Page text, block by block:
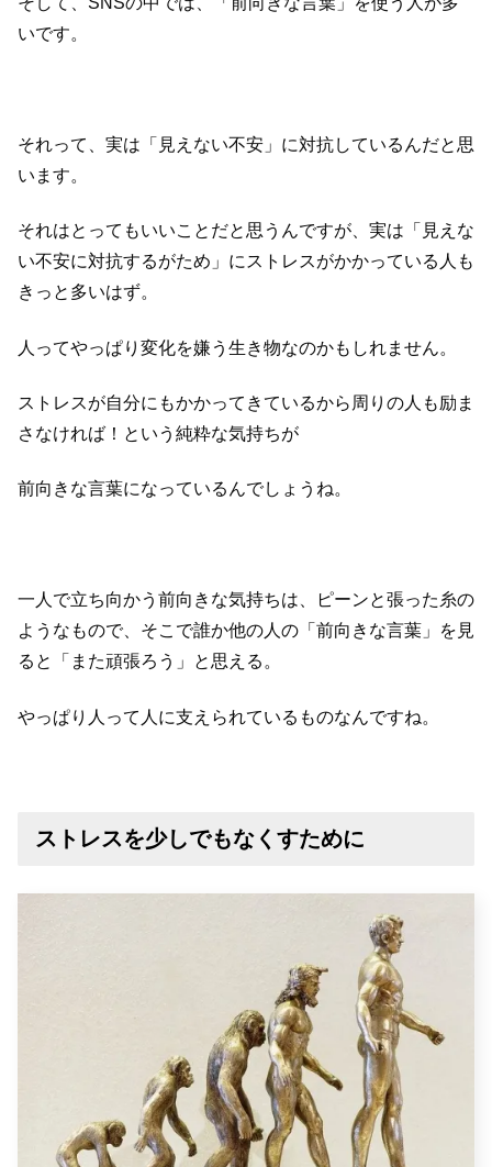
いです。
それって、実は「見えない不安」に対抗しているんだと思
います。
それはとってもいいことだと思うんですが、実は「見えな
い不安に対抗するがため」にストレスがかかっている人も
きっと多いはず。
人ってやっぱり変化を嫌う生き物なのかもしれません。
ストレスが自分にもかかってきているから周りの人も励ま
さなければ！という純粋な気持ちが
前向きな言葉になっているんでしょうね。
一人で立ち向かう前向きな気持ちは、ピーンと張った糸の
ようなもので、そこで誰か他の人の「前向きな言葉」を見
ると「また頑張ろう」と思える。
やっぱり人って人に支えられているものなんですね。
ストレスを少しでもなくすために